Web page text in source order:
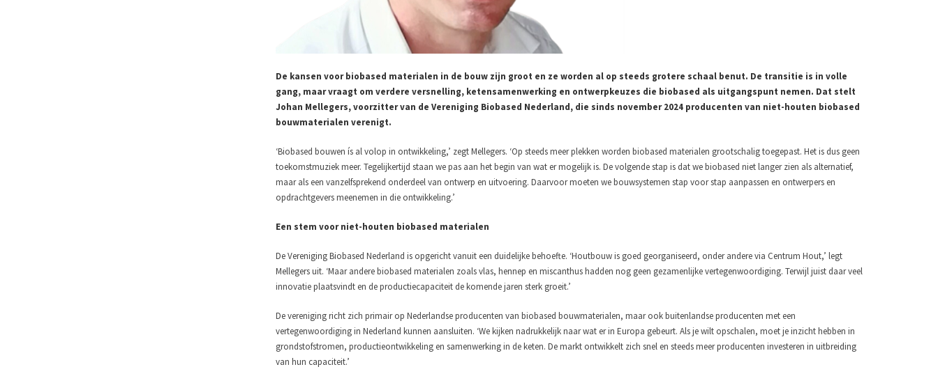
De kansen voor biobased materialen in de bouw zijn groot en ze worden al op steeds grotere schaal benut. De transitie is in volle
gang, maar vraagt om verdere versnelling, ketensamenwerking en ontwerpkeuzes die biobased als uitgangspunt nemen. Dat stelt
Johan Mellegers, voorzitter van de Vereniging Biobased Nederland, die sinds november 2024 producenten van niet-houten biobased
bouwmaterialen verenigt.
‘Biobased bouwen ís al volop in ontwikkeling,’ zegt Mellegers. ‘Op steeds meer plekken worden biobased materialen grootschalig toegepast. Het is dus geen
toekomstmuziek meer. Tegelijkertijd staan we pas aan het begin van wat er mogelijk is. De volgende stap is dat we biobased niet langer zien als alternatief,
maar als een vanzelfsprekend onderdeel van ontwerp en uitvoering. Daarvoor moeten we bouwsystemen stap voor stap aanpassen en ontwerpers en
opdrachtgevers meenemen in die ontwikkeling.’
Een stem voor niet-houten biobased materialen
De Vereniging Biobased Nederland is opgericht vanuit een duidelijke behoefte. ‘Houtbouw is goed georganiseerd, onder andere via Centrum Hout,’ legt
Mellegers uit. ‘Maar andere biobased materialen zoals vlas, hennep en miscanthus hadden nog geen gezamenlijke vertegenwoordiging. Terwijl juist daar veel
innovatie plaatsvindt en de productiecapaciteit de komende jaren sterk groeit.’
De vereniging richt zich primair op Nederlandse producenten van biobased bouwmaterialen, maar ook buitenlandse producenten met een
vertegenwoordiging in Nederland kunnen aansluiten. ‘We kijken nadrukkelijk naar wat er in Europa gebeurt. Als je wilt opschalen, moet je inzicht hebben in
grondstofstromen, productieontwikkeling en samenwerking in de keten. De markt ontwikkelt zich snel en steeds meer producenten investeren in uitbreiding
van hun capaciteit.’